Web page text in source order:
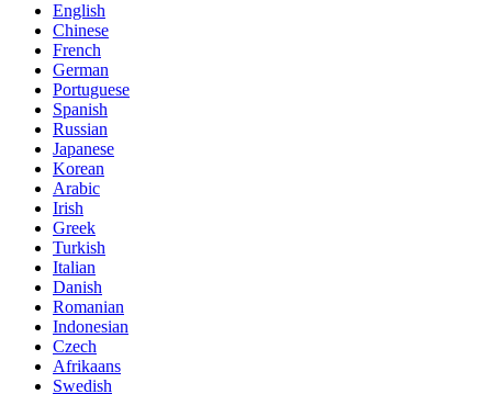
English
Chinese
French
German
Portuguese
Spanish
Russian
Japanese
Korean
Arabic
Irish
Greek
Turkish
Italian
Danish
Romanian
Indonesian
Czech
Afrikaans
Swedish